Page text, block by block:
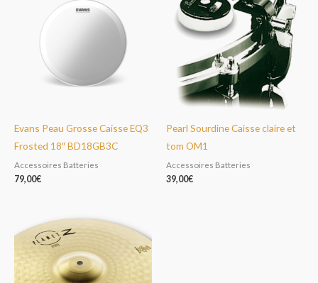
Evans Peau Grosse Caisse EQ3
Frosted 18″ BD18GB3C
Accessoires Batteries
79,00€
Pearl Sourdine Caisse claire et
tom OM1
Accessoires Batteries
39,00€